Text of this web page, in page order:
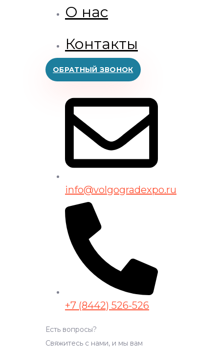
О нас
Контакты
ОБРАТНЫЙ ЗВОНОК
info@volgogradexpo.ru
+7 (8442) 526-526
Есть вопросы?
Свяжитесь с нами, и мы вам